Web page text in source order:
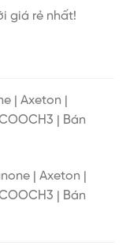
giá rẻ nhất!
| Axeton |
| Bán
| Axeton |
| Bán